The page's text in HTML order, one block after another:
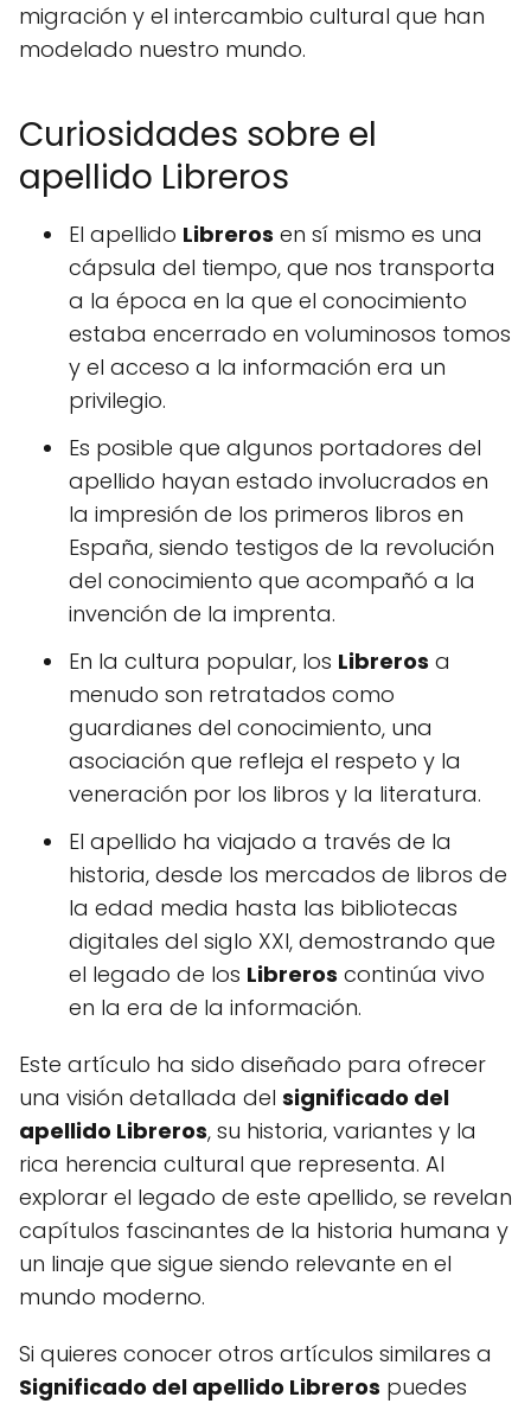
migración y el intercambio cultural que han
modelado nuestro mundo.
Curiosidades sobre el
apellido Libreros
El apellido Libreros en sí mismo es una
cápsula del tiempo, que nos transporta
a la época en la que el conocimiento
estaba encerrado en voluminosos tomos
y el acceso a la información era un
privilegio.
Es posible que algunos portadores del
apellido hayan estado involucrados en
la impresión de los primeros libros en
España, siendo testigos de la revolución
del conocimiento que acompañó a la
invención de la imprenta.
En la cultura popular, los Libreros a
menudo son retratados como
guardianes del conocimiento, una
asociación que refleja el respeto y la
veneración por los libros y la literatura.
El apellido ha viajado a través de la
historia, desde los mercados de libros de
la edad media hasta las bibliotecas
digitales del siglo XXI, demostrando que
el legado de los Libreros continúa vivo
en la era de la información.
Este artículo ha sido diseñado para ofrecer
una visión detallada del significado del
apellido Libreros, su historia, variantes y la
rica herencia cultural que representa. Al
explorar el legado de este apellido, se revelan
capítulos fascinantes de la historia humana y
un linaje que sigue siendo relevante en el
mundo moderno.
Si quieres conocer otros artículos similares a
Significado del apellido Libreros puedes